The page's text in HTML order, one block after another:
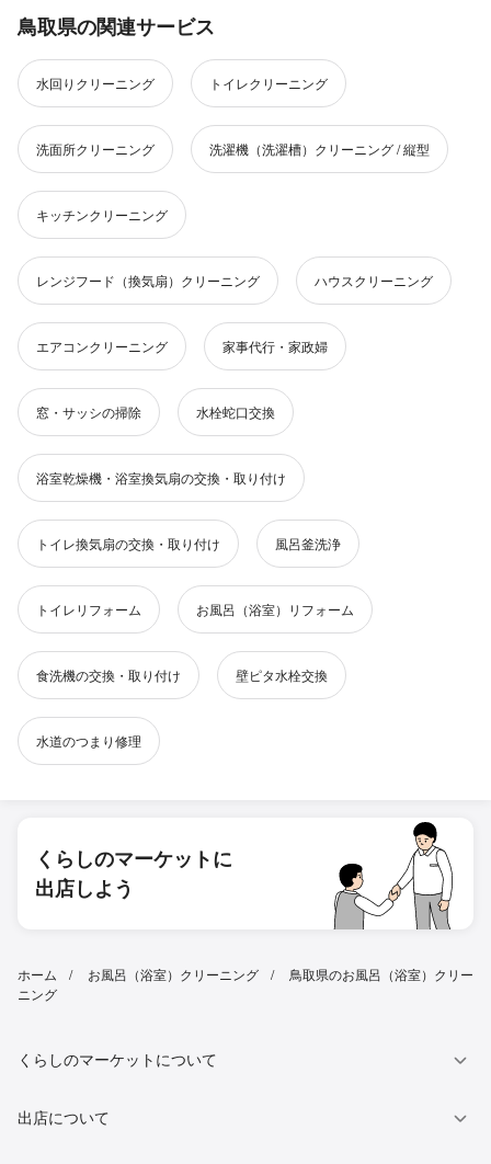
鳥取県の関連サービス
水回りクリーニング トイレクリーニング
洗面所クリーニング 洗濯機（洗濯槽）クリーニング / 縦型
キッチンクリーニング
レンジフード（換気扇）クリーニング ハウスクリーニング
エアコンクリーニング 家事代行・家政婦
窓・サッシの掃除 水栓蛇口交換
浴室乾燥機・浴室換気扇の交換・取り付け
トイレ換気扇の交換・取り付け 風呂釜洗浄
トイレリフォーム お風呂（浴室）リフォーム
食洗機の交換・取り付け 壁ピタ水栓交換
水道のつまり修理
くらしのマーケットに
出店しよう
ホーム お風呂（浴室）クリーニング
鳥取県のお風呂（浴室）クリー
ニング
くらしのマーケットについて
出店について